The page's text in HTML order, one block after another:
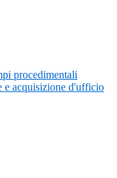
procedimentali
e acquisizione d'ufficio